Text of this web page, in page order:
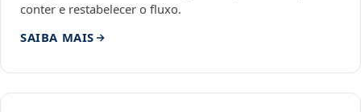
conter e restabelecer o fluxo.
SAIBA MAIS